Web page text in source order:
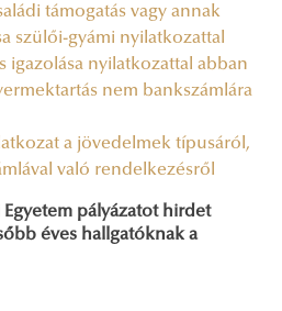
támogatás vagy annak
szülői-gyámi nyilatkozattal
igazolása nyilatkozattal abban
nem bankszámlára
a jövedelmek típusáról,
való rendelkezésről
pályázatot hirdet
éves hallgatóknak a